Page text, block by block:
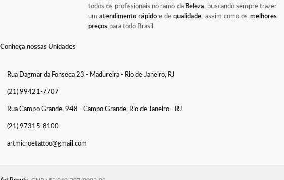
todos os profissionais no ramo da Beleza, buscando sempre trazer
um atendimento rápido e dequalidade, assim como os melhores
preçospara todo Brasil.
Conheça nossas Unidades
Rua Dagmar da Fonseca 23 - Madureira - Rio de Janeiro, RJ
(21) 99421-7707
Rua Campo Grande, 948 - Campo Grande, Rio de Janeiro - RJ
(21) 97315-8100
artmicroetattoo@gmail.com